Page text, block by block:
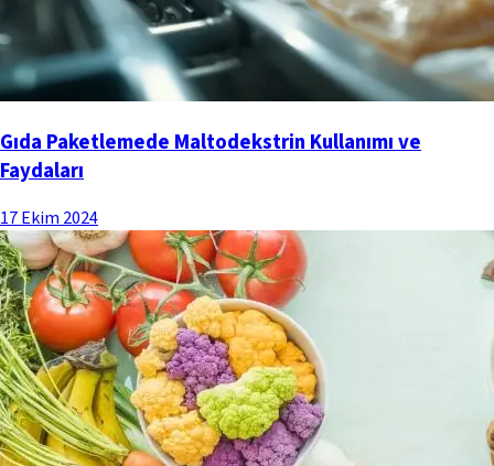
Gıda Paketlemede Maltodekstrin Kullanımı ve
Faydaları
17 Ekim 2024